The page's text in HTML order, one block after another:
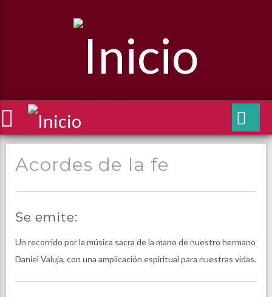
Acordes de la fe
Se emite:
Un recorrido por la música sacra de la mano de nuestro hermano
Daniel Valuja, con una amplicación espiritual para nuestras vidas.